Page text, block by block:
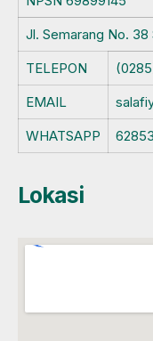
Jl. Semarang No.
TELEPON
EMAIL
WHATSAPP
Lokasi